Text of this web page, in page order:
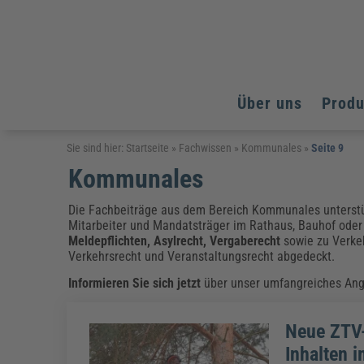
Über uns
Arbeitsschutz
Fachpublikationen & Arbeitshilfen
Arbeitssicherheit & Gesundheitsschutz
Brandschutz
Arbeitsschutz & Brandschutz
Assistenz & Office-Management
Baurecht & Architektenrecht
Energieoptimiertes & klimaneutrales Bauen
Bau, Immobilien & Gebäudemanagement
Bildung und Erziehung
Fachpublikationen & Arbeitshilfen
Kinderschutz, Jugendhilfe & Inklusion
Datenschutz & IT-Recht
Elektrosicherheit
Fachpublikationen & Arbeitshilfen
Weiterbildungen (AKADEMIE HERKERT)
Arbeitsschutz
Bildung und Erziehung
Energie und Umwelt
Kommunales
Reisekosten und Finanzen
Arbeitsschutz
Bildung und Erziehung
Energie und Umwelt
Kommunales
Reisekosten und Finanzen
Sie sind hier: Startseite » Fachwissen » Kommunales »Seite 9
Kommunales
Die Fachbeiträge aus dem Bereich Kommunales
Mitarbeiter und Mandatsträger im Rathaus, Bauhof
Meldepflichten, Asylrecht, Vergaberecht sowie zu
Verkehrsrecht und Veranstaltungsrecht abgedeckt.
Informieren Sie sich jetzt über unser umfangreiches
Neue
Inhalten